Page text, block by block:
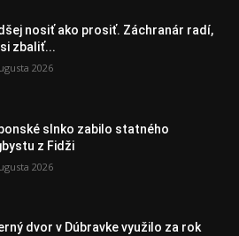
nosiť ako prosiť. Záchranár radí,
zbaliť...
2026
slnko zabilo statného
z Fidži
2026
dvor v Dúbravke využilo za rok